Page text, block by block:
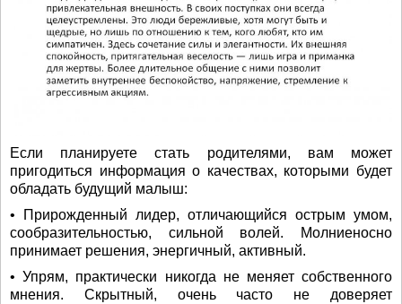
Если планируете стать родителями, вам может
пригодиться информация о качествах, которыми будет
обладать будущий малыш:
• Прирожденный лидер, отличающийся острым умом,
сообразительностью, сильной волей. Молниеносно
принимает решения, энергичный, активный.
• Упрям, практически никогда не меняет собственного
мнения. Скрытный, очень часто не доверяет